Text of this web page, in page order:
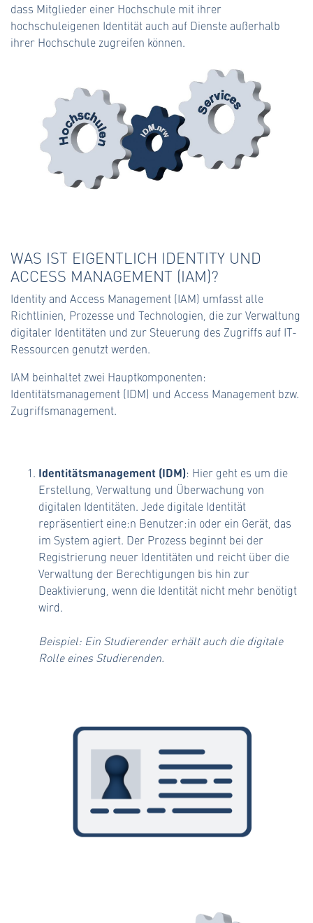
dass Mitglieder einer Hochschule mit ihrer
hochschuleigenen Identität auch auf Dienste außerhalb
ihrer Hochschule zugreifen können.
WAS IST EIGENTLICH IDENTITY UND
ACCESS MANAGEMENT (IAM)?
Identity and Access Management (IAM) umfasst alle
Richtlinien, Prozesse und Technologien, die zur Verwaltung
digitaler Identitäten und zur Steuerung des Zugriffs auf IT-
Ressourcen genutzt werden.
IAM beinhaltet zwei Hauptkomponenten:
Identitätsmanagement (IDM) und Access Management bzw.
Zugriffsmanagement.
Identitätsmanagement (IDM): Hier geht es um die
Erstellung, Verwaltung und Überwachung von
digitalen Identitäten. Jede digitale Identität
repräsentiert eine:n Benutzer:in oder ein Gerät, das
im System agiert. Der Prozess beginnt bei der
Registrierung neuer Identitäten und reicht über die
Verwaltung der Berechtigungen bis hin zur
Deaktivierung, wenn die Identität nicht mehr benötigt
wird.
Beispiel: Ein Studierender erhält auch die digitale
Rolle eines Studierenden.